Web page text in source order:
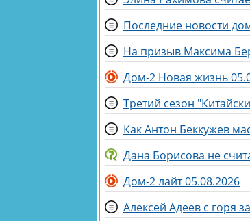
Последние новости
На призыв Максима
Дом-2 Новая жизнь
Третий сезон
Как Антон Беккужев
Дана Борисова не
Дом-2 лайт 05.08.2026
Алексей Адеев с горя